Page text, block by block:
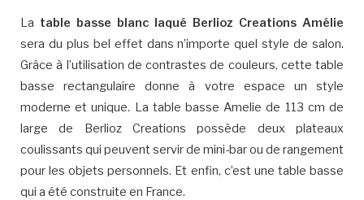
La table basse blanc laqué Berlioz Creations Amélie
sera du plus bel effet dans n’importe quel style de salon.
Grâce à l’utilisation de contrastes de couleurs, cette table
basse rectangulaire donne à votre espace un style
moderne et unique. La table basse Amelie de 113 cm de
large de Berlioz Creations possède deux plateaux
coulissants qui peuvent servir de mini-bar ou de rangement
pour les objets personnels. Et enfin, c’est une table basse
qui a été construite en France.